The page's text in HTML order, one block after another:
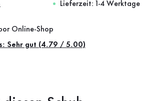
Lieferzeit: 1-4 Werktage
Online-Shop
Sehr gut (4.79 / 5.00)